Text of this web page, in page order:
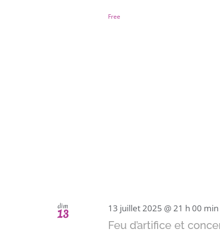
Free
dim
13 13 juillet 2025 @ 21 h 00 min
Feu d’artifice et